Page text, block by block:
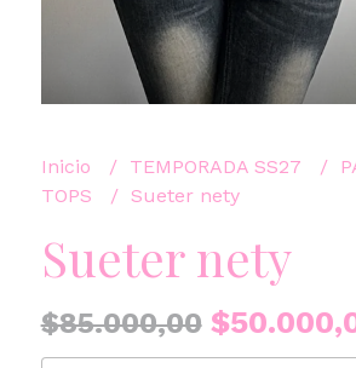
Inicio TEMPORADA SS27
TOPS
Sueter nety
Sueter nety
$85.000,00